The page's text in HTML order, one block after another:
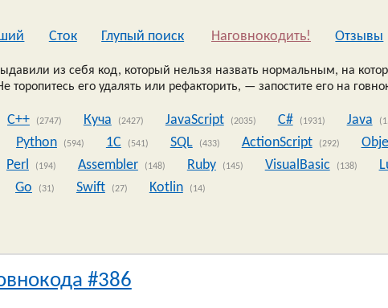
Сток Глупый поиск Наговнокодить! Oтзывы
из себя код, который нельзя назвать нормальным, на
торопитесь его удалять или рефакторить, — запостите его на
C++ (2747) Куча (2427) JavaScript (2035) C# (1931) Java
Python (594) 1C (541) SQL (433) ActionScript (292)
Perl (194) Assembler (148) Ruby (145) VisualBasic (138)
Go (31) Swift (27) Kotlin (14)
#386